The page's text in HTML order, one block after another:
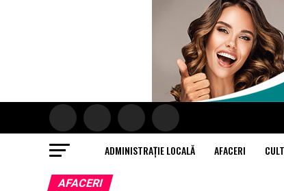
ADMINISTRAȚIE LOCALĂ AFACERI
AFACERI